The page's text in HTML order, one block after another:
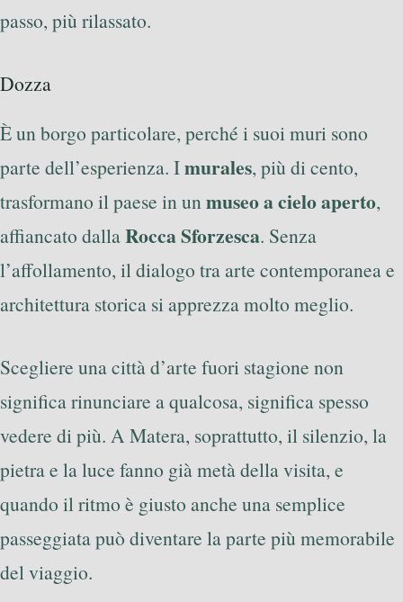
passo, più rilassato.
Dozza
È un borgo particolare, perché i suoi muri sono
parte dell’esperienza. Imurales, più di cento,
trasformano il paese in un museo a cielo aperto,
affiancato dallaRocca Sforzesca. Senza
l’affollamento, il dialogo tra arte contemporanea e
architettura storica si apprezza molto meglio.
Scegliere una città d’arte fuori stagione non
significa rinunciare a qualcosa, significa spesso
vedere di più. A Matera, soprattutto, il silenzio, la
pietra e la luce fanno già metà della visita, e
quando il ritmo è giusto anche una semplice
passeggiata può diventare la parte più memorabile
del viaggio.